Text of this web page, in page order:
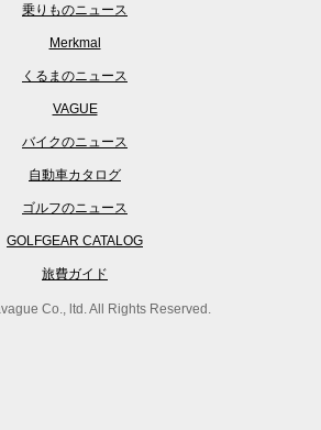
乗りものニュース
Merkmal
くるまのニュース
VAGUE
バイクのニュース
自動車カタログ
ゴルフのニュース
GOLFGEAR CATALOG
旅費ガイド
Co., ltd. All Rights Reserved.